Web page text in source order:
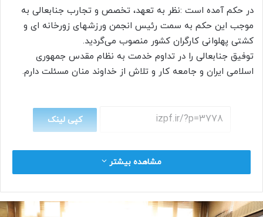
در حکم آمده است :نظر به تعهد، تخصص و تجارب جنابعالی به
موجب این حکم به سمت رئیس انجمن ورزشهای زورخانه ای و
کشتی پهلوانی کارگران کشور منصوب می‌گردید.
توفیق جنابعالی را در تداوم خدمت به نظام مقدس جمهوری
اسلامی ایران و جامعه کار و تلاش از خداوند منان مسئلت دارم.
کپی لینک
مشاهده بیشتر